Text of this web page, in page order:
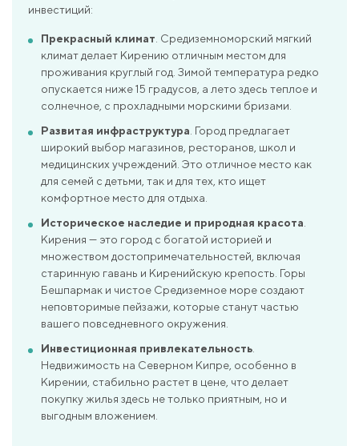
инвестиций:
Прекрасный климат . Средиземноморский мягкий
климат делает Кирению отличным местом для
проживания круглый год. Зимой температура редко
опускается ниже 15 градусов, а лето здесь теплое и
солнечное, с прохладными морскими бризами.
Развитая инфраструктура . Город предлагает
широкий выбор магазинов, ресторанов, школ и
медицинских учреждений. Это отличное место как
для семей с детьми, так и для тех, кто ищет
комфортное место для отдыха.
Историческое наследие и природная красота
Кирения — это город с богатой историей и
множеством достопримечательностей, включая
старинную гавань и Киренийскую крепость. Горы
Бешпармак и чистое Средиземное море создают
неповторимые пейзажи, которые станут частью
вашего повседневного окружения.
Инвестиционная привлекательность
Недвижимость на Северном Кипре, особенно в
Кирении, стабильно растет в цене, что делает
покупку жилья здесь не только приятным, но и
выгодным вложением.